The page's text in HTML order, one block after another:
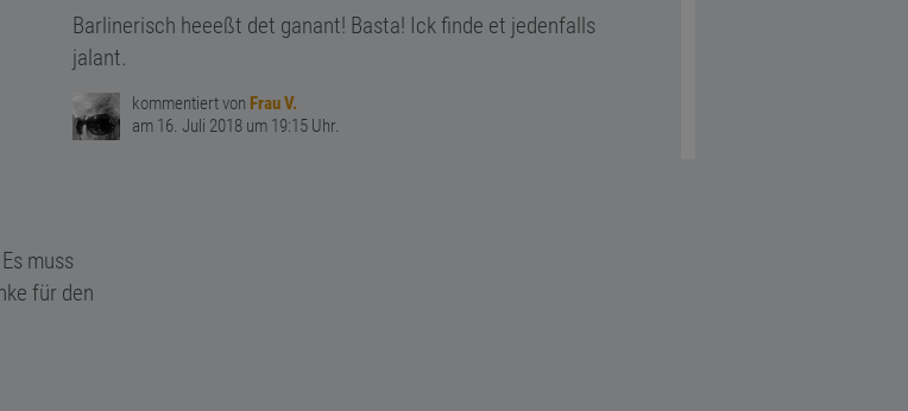
Barlinerisch heeeßt det ganant! Basta! Ick finde et jedenfalls
jalant.
kommentiert von Frau V.
am 16. Juli 2018 um 19:15 Uhr.
muss
für den